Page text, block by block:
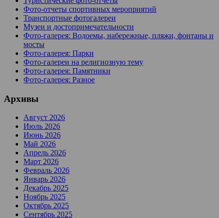
Фото-отчеты спортивных мероприятий
Транспортные фотогалереи
Музеи и достопримечательности
Фото-галерея: Водоемы, набережные, пляжи, фонтаны и
мосты
Фото-галерея: Парки
Фото-галереи на религиозную тему
Фото-галерея: Памятники
Фото-галерея: Разное
Архивы
Август 2026
Июль 2026
Июнь 2026
Май 2026
Апрель 2026
Март 2026
Февраль 2026
Январь 2026
Декабрь 2025
Ноябрь 2025
Октябрь 2025
Сентябрь 2025